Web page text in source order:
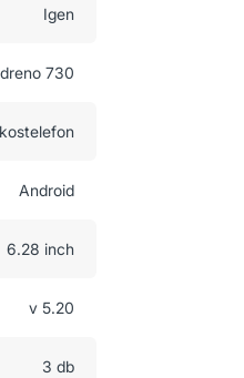
Igen
730
Android
6.28 inch
v 5.20
3 db